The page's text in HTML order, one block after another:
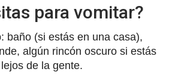
para vomitar?
baño (si estás en una casa),
algún rincón oscuro si estás
de la gente.